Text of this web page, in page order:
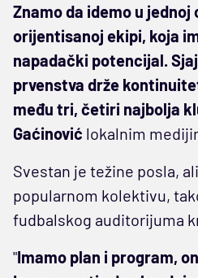
Znamo da idemo u jednoj
orijentisanoj ekipi, koja
napadački potencijal.
prvenstva drže
među tri, četiri najbolja
Gaćinović lokalnim
Svestan je težine posla,
popularnom kolektivu,
fudbalskog auditorijuma
"Imamo plan i program,